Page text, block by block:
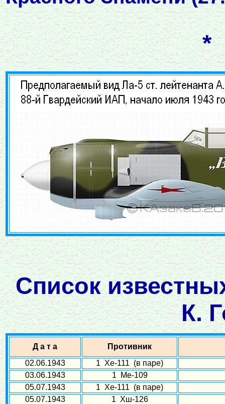
Список
К.
Д а т а
Противник
02.06.1943
1 Хе-111 (в паре)
03.06.1943
1 Ме-109
05.07.1943
1 Хе-111 (в паре)
05.07.1943
1 Хш-126